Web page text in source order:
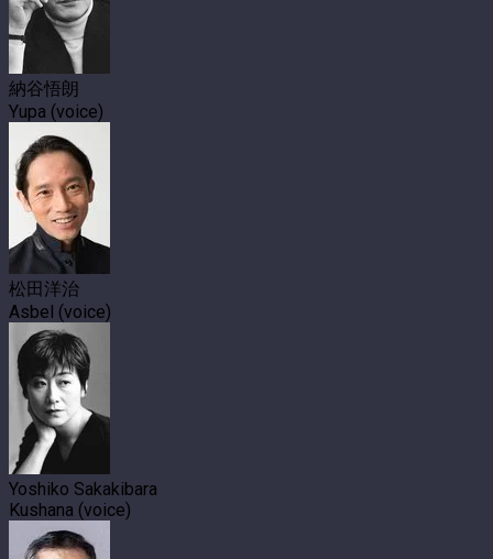
納谷悟朗
Yupa (voice)
松田洋治
Asbel (voice)
Yoshiko Sakakibara
Kushana (voice)